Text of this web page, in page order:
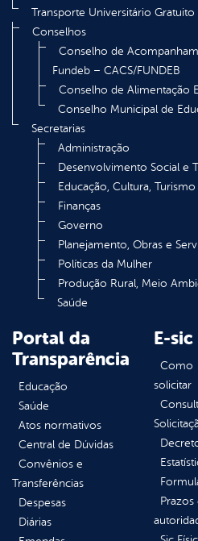
Transporte Universitário Gratuito
Conselhos
Conselho de
Fundeb – CACS/FUNDEB
Conselho de Alimentação
Conselho Municipal de
Secretarias
Administração
Desenvolvimento Social e
Educação, Cultura,
Finanças
Governo
Planejamento, Obras e
Políticas da Mulher
Produção Rural, Meio
Saúde
Portal da
Transparência
Educação
Saúde
Atos normativos
Central de Dúvidas
Convênios e
Transferências
Despesas
Diárias
E-sic
Como
solicitar
Prazos